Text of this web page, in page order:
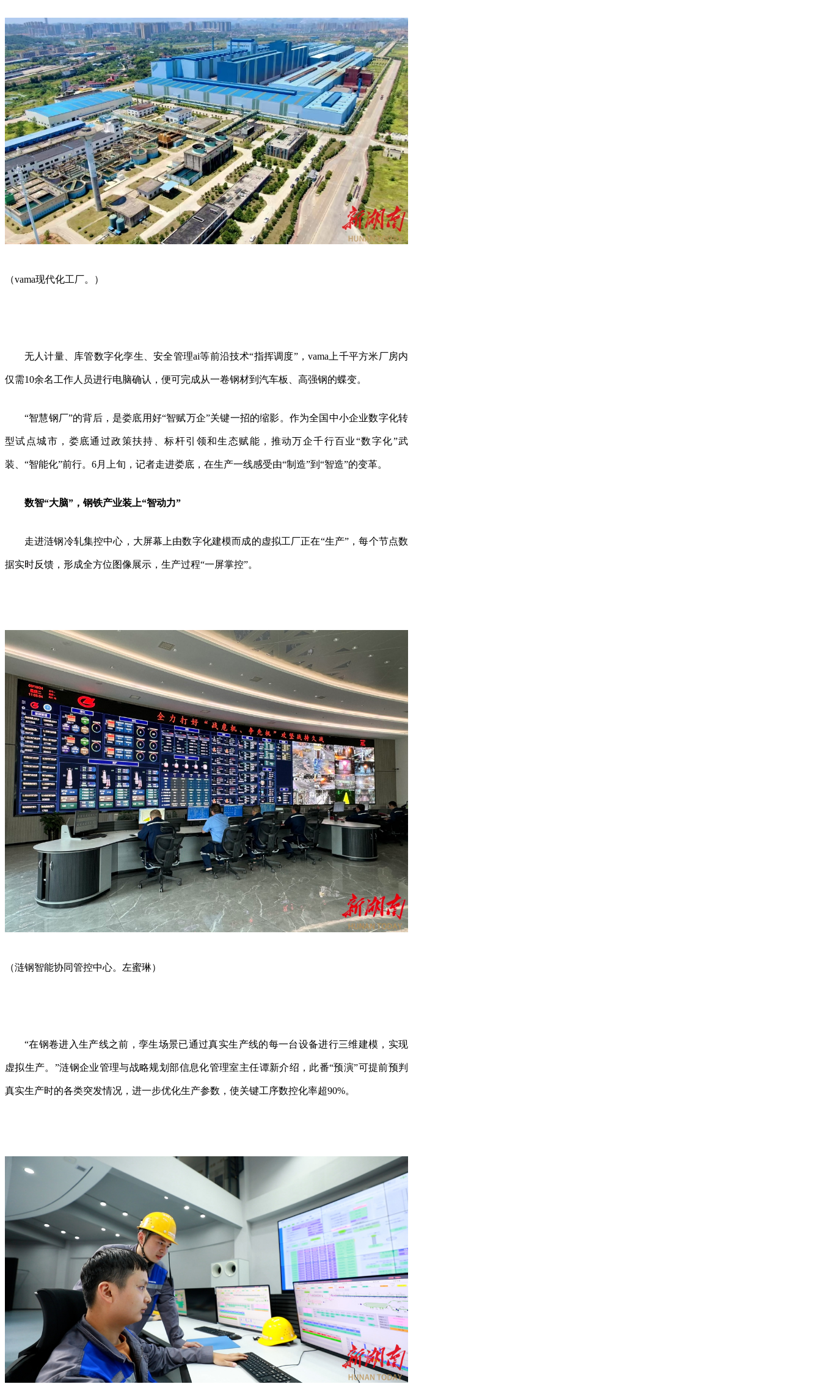
（vama现代化工厂。）
无人计量、库管数字化孪生、安全管理ai等前沿技术“指挥调度”，vama上千平方米厂房内
仅需10余名工作人员进行电脑确认，便可完成从一卷钢材到汽车板、高强钢的蝶变。
“智慧钢厂”的背后，是娄底用好“智赋万企”关键一招的缩影。作为全国中小企业数字化转
型试点城市，娄底通过政策扶持、标杆引领和生态赋能，推动万企千行百业“数字化”武
装、“智能化”前行。6月上旬，记者走进娄底，在生产一线感受由“制造”到“智造”的变革。
数智“大脑”，钢铁产业装上“智动力”
走进涟钢冷轧集控中心，大屏幕上由数字化建模而成的虚拟工厂正在“生产”，每个节点数
据实时反馈，形成全方位图像展示，生产过程“一屏掌控”。
（涟钢智能协同管控中心。左蜜琳）
“在钢卷进入生产线之前，孪生场景已通过真实生产线的每一台设备进行三维建模，实现
虚拟生产。”涟钢企业管理与战略规划部信息化管理室主任谭新介绍，此番“预演”可提前预判
真实生产时的各类突发情况，进一步优化生产参数，使关键工序数控化率超90%。